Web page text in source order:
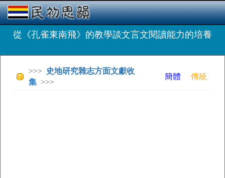
從《孔雀東南飛》的教學談文言文閱讀能力的培養
>>>
史地研究雜志方面文獻收
集 >>>
簡體 傳統